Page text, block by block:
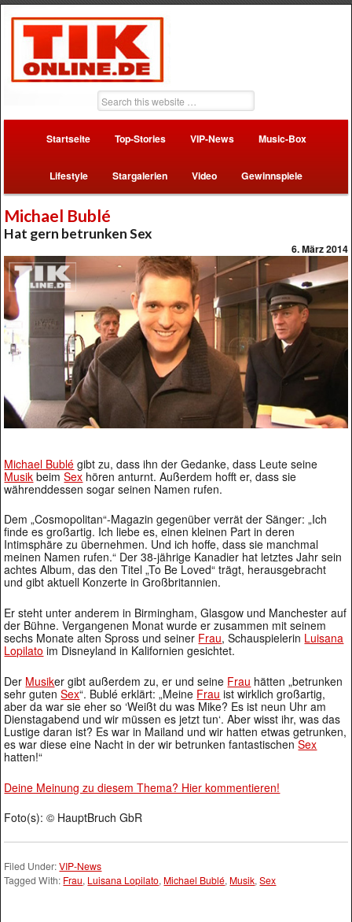
Startseite Top-Stories VIP-News Music-Box
Lifestyle Stargalerien Video Gewinnspiele
Michael Bublé
Hat gern betrunken Sex
6. März 2014
Michael Bublé gibt zu, dass ihn der Gedanke, dass Leute seine
Musik beimSex hören anturnt. Außerdem hofft er, dass sie
währenddessen sogar seinen Namen rufen.
Dem „Cosmopolitan“-Magazin gegenüber verrät der Sänger: „Ich
finde es großartig. Ich liebe es, einen kleinen Part in deren
Intimsphäre zu übernehmen. Und ich hoffe, dass sie manchmal
meinen Namen rufen.“ Der 38-jährige Kanadier hat letztes Jahr sein
achtes Album, das den Titel „To Be Loved“ trägt, herausgebracht
und gibt aktuell Konzerte in Großbritannien.
Er steht unter anderem in Birmingham, Glasgow und Manchester auf
der Bühne. Vergangenen Monat wurde er zusammen mit seinem
sechs Monate alten Spross und seiner Frau, Schauspielerin Luisana
Lopilato im Disneyland in Kalifornien gesichtet.
Der Musiker gibt außerdem zu, er und seine Frau hätten „betrunken
sehr gutenSex“. Bublé erklärt: „Meine Frau ist wirklich großartig,
aber da war sie eher so ‘Weißt du was Mike? Es ist neun Uhr am
Dienstagabend und wir müssen es jetzt tun‘. Aber wisst ihr, was das
Lustige daran ist? Es war in Mailand und wir hatten etwas getrunken,
es war diese eine Nacht in der wir betrunken fantastischenSex
hatten!“
Deine Meinung zu diesem Thema? Hier kommentieren!
Foto(s): © HauptBruch GbR
Filed Under:VIP-News
Tagged With: Frau, Luisana Lopilato, Michael Bublé, Musik,Sex